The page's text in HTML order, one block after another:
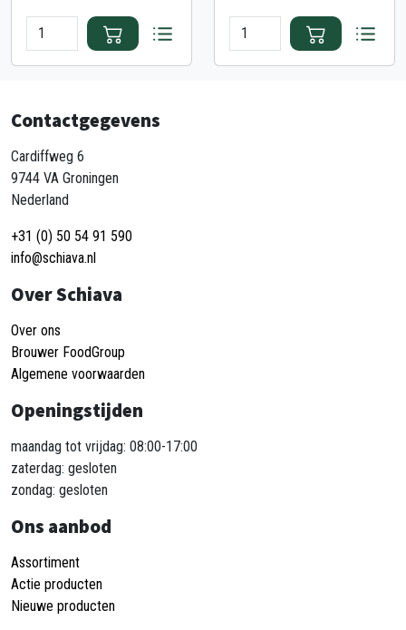
Contactgegevens
Cardiffweg 6
9744 VA Groningen
Nederland
+31 (0) 50 54 91 590
info@schiava.nl
Over Schiava
Over ons
Brouwer FoodGroup
Algemene voorwaarden
Openingstijden
maandag tot vrijdag: 08:00-17:00
zaterdag: gesloten
zondag: gesloten
Ons aanbod
Assortiment
Actie producten
Nieuwe producten